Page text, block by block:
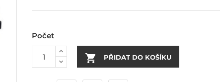
Počet
 PŘIDAT DO KOŠÍKU